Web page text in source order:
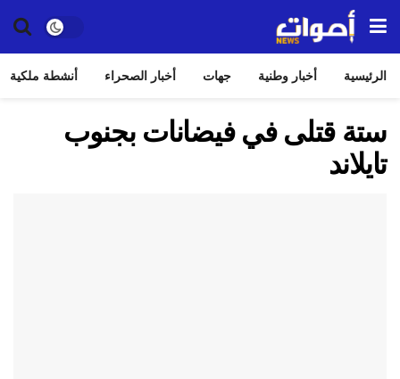
الرئيسية أخبار وطنية جهات أخبار الصحراء أنشطة ملكية
ستة قتلى في فيضانات بجنوب
تايلاند